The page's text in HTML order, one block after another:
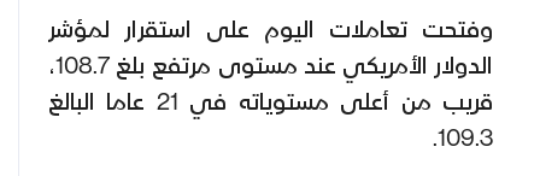
وفتحت تعاملات اليوم على استقرار لمؤشر
الدولار الأمريكي عند مستوى مرتفع بلغ 108.7،
قريب من أعلى مستوياته في 21 عاما البالغ
109.3.